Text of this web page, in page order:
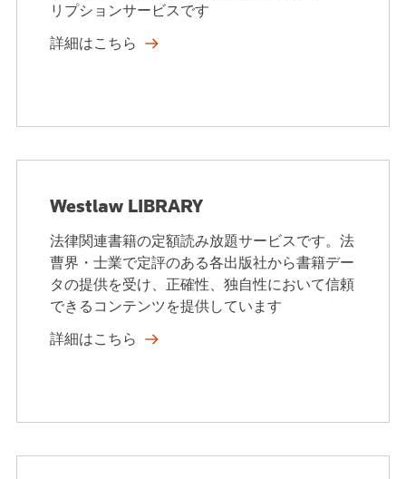
リプションサービスです
詳細はこちら
Westlaw LIBRARY
法律関連書籍の定額読み放題サービスです。法
曹界・士業で定評のある各出版社から書籍デー
タの提供を受け、正確性、独自性において信頼
できるコンテンツを提供しています
詳細はこちら